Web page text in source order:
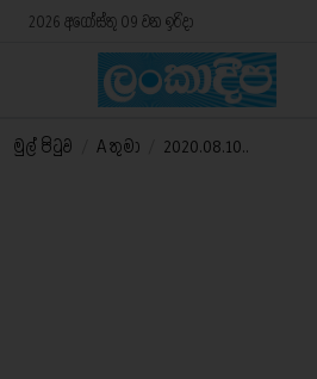
2026 අගෝස්තු 09 වන ඉරිදා
මුල් පිටුව A තුමා 2020.08.10..